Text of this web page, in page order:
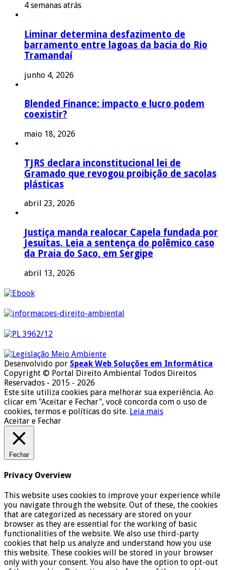
4 semanas atrás
Liminar determina desfazimento de
barramento entre lagoas da bacia do Rio
Tramandaí
junho 4, 2026
Blended Finance: impacto e lucro podem
coexistir?
maio 18, 2026
TJRS declara inconstitucional lei de
Gramado que revogou proibição de sacolas
plásticas
abril 23, 2026
Justiça manda realocar Capela fundada por
Jesuítas. Leia a sentença do polêmico caso
da Praia do Saco, em Sergipe
abril 13, 2026
Desenvolvido por Speak Web Soluções em Informática
Copyright © Portal Direito Ambiental Todos Direitos
Reservados - 2015 - 2026
Este site utiliza cookies para melhorar sua experiência. Ao
clicar em "Aceitar e Fechar", você concorda com o uso de
cookies, termos e políticas do site. Leia mais
Aceitar e Fechar
Fechar
Privacy Overview
This website uses cookies to improve your experience while
you navigate through the website. Out of these, the cookies
that are categorized as necessary are stored on your
browser as they are essential for the working of basic
functionalities of the website. We also use third-party
cookies that help us analyze and understand how you use
this website. These cookies will be stored in your browser
only with your consent. You also have the option to opt-out